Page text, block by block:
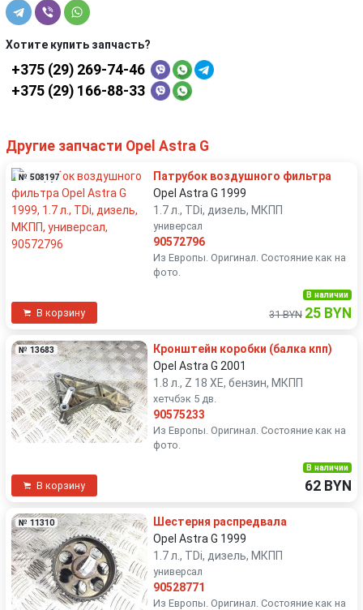
Хотите купить запчасть?
+375 (29) 269-74-46
+375 (29) 166-88-33
Другие запчасти Opel Astra G
№ 508197
Патрубок воздушного фильтра
Opel Astra G 1999
1.7 л., TDi, дизель, МКПП
универсал
90572796
Из Европы. Оригинал. Состояние как на
фото.
В корзину
В наличии
31 BYN 25 BYN
№ 13683
Кронштейн коробки (балка кпп)
Opel Astra G 2001
1.8 л., Z 18 XE, бензин, МКПП
хетчбэк 5 дв.
90575233
Из Европы. Оригинал. Состояние как на
фото.
В корзину
В наличии
62 BYN
№ 11310
Шестерня распредвала
Opel Astra G 1999
1.7 л., TDi, дизель, МКПП
универсал
90528771
Из Европы. Оригинал. Состояние как на